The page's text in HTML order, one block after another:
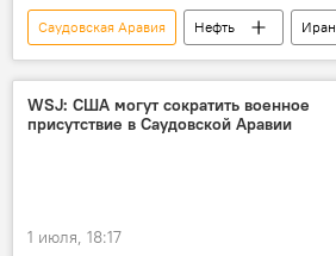
Саудовская Аравия Нефть
Иран
ОАЭ
Ближний Восток
Экспорт нефти
Ормузский пролив
WSJ: США могут сократить военное
присутствие в Саудовской Аравии
1 июля, 18:17